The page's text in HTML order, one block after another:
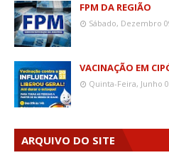
FPM DA REGIÃO
Sábado, Dezembro
VACINAÇÃO EM
Quinta-Feira, Junho
ARQUIVO DO SITE